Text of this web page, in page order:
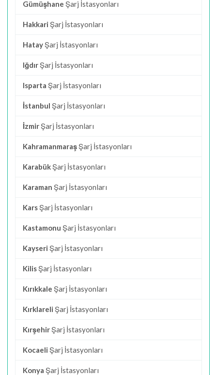
Gümüşhane Şarj İstasyonları
Hakkari Şarj İstasyonları
HatayŞarj İstasyonları
IğdırŞarj İstasyonları
Isparta Şarj İstasyonları
İstanbul Şarj İstasyonları
İzmirŞarj İstasyonları
KahramanmaraşŞarj İstasyonları
KarabükŞarj İstasyonları
Karaman Şarj İstasyonları
KarsŞarj İstasyonları
Kastamonu Şarj İstasyonları
Kayseri Şarj İstasyonları
KilisŞarj İstasyonları
Kırıkkale Şarj İstasyonları
Kırklareli Şarj İstasyonları
KırşehirŞarj İstasyonları
Kocaeli Şarj İstasyonları
Konya Şarj İstasyonları